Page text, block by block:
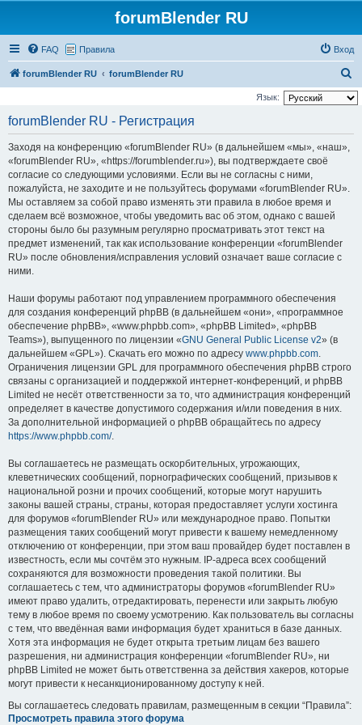
forumBlender RU
FAQ Правила Вход
forumBlender RU forumBlender RU
о
Язык:
forumBlender RU - Регистрация
Заходя на конференцию «forumBlender RU» (в дальнейшем «мы», «наш»,
«forumBlender RU», «https://forumblender.ru»), вы подтверждаете своё
согласие со следующими условиями. Если вы не согласны с ними,
пожалуйста, не заходите и не пользуйтесь форумами «forumBlender RU».
Мы оставляем за собой право изменять эти правила в любое время и
сделаем всё возможное, чтобы уведомить вас об этом, однако с вашей
стороны было бы разумным регулярно просматривать этот текст на
предмет изменений, так как использование конференции «forumBlender
RU» после обновления/исправления условий означает ваше согласие с
ними.
Наши форумы работают под управлением программного обеспечения
для создания конференций phpBB (в дальнейшем «они», «программное
обеспечение phpBB», «www.phpbb.com», «phpBB Limited», «phpBB
Teams»), выпущенного по лицензии «GNU General Public License v2» (в
дальнейшем «GPL»). Скачать его можно по адресу www.phpbb.com.
Ограничения лицензии GPL для программного обеспечения phpBB строго
связаны с организацией и поддержкой интернет-конференций, и phpBB
Limited не несёт ответственности за то, что администрация конференций
определяет в качестве допустимого содержания и/или поведения в них.
За дополнительной информацией о phpBB обращайтесь по адресу
https://www.phpbb.com/.
Вы соглашаетесь не размещать оскорбительных, угрожающих,
клеветнических сообщений, порнографических сообщений, призывов к
национальной розни и прочих сообщений, которые могут нарушить
законы вашей страны, страны, которая предоставляет услуги хостинга
для форумов «forumBlender RU» или международное право. Попытки
размещения таких сообщений могут привести к вашему немедленному
отключению от конференции, при этом ваш провайдер будет поставлен в
известность, если мы сочтём это нужным. IP-адреса всех сообщений
сохраняются для возможности проведения такой политики. Вы
соглашаетесь с тем, что администраторы форумов «forumBlender RU»
имеют право удалить, отредактировать, перенести или закрыть любую
тему в любое время по своему усмотрению. Как пользователь вы согласны
с тем, что введённая вами информация будет храниться в базе данных.
Хотя эта информация не будет открыта третьим лицам без вашего
разрешения, ни администрация конференции «forumBlender RU», ни
phpBB Limited не может быть ответственна за действия хакеров, которые
могут привести к несанкционированному доступу к ней.
Вы соглашаетесь следовать правилам, размещенным в секции “Правила”:
Просмотреть правила этого форума